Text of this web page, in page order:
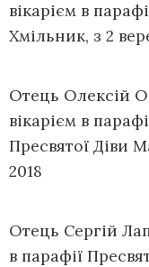
вікарієм в
Хмільник, з 2
Отець Олексій
вікарієм в
Пресвятої Діви
2018
Отець Сергій
в парафії